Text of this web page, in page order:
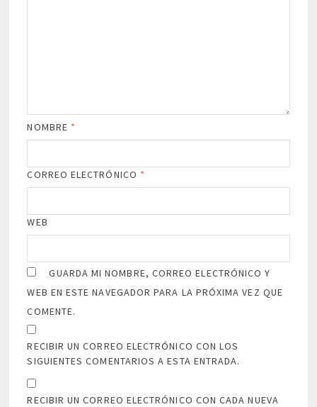
NOMBRE *
CORREO ELECTRÓNICO *
WEB
GUARDA MI NOMBRE, CORREO ELECTRÓNICO Y
WEB EN ESTE NAVEGADOR PARA LA PRÓXIMA VEZ QUE
COMENTE.
RECIBIR UN CORREO ELECTRÓNICO CON LOS
SIGUIENTES COMENTARIOS A ESTA ENTRADA.
RECIBIR UN CORREO ELECTRÓNICO CON CADA NUEVA